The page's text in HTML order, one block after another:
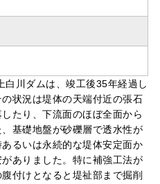
川ダムは、竣工後35年経過し
状況は堤体の天端付近の張石
たり、下流面のほぼ全面から
基礎地盤が砂礫層で透水性が
るいは永続的な堤体安定面か
ありました。特に補強工法が
付けとなると堤祉部まで掘削